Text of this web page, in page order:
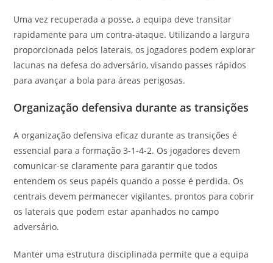
Uma vez recuperada a posse, a equipa deve transitar
rapidamente para um contra-ataque. Utilizando a largura
proporcionada pelos laterais, os jogadores podem explorar
lacunas na defesa do adversário, visando passes rápidos
para avançar a bola para áreas perigosas.
Organização defensiva durante as transições
A organização defensiva eficaz durante as transições é
essencial para a formação 3-1-4-2. Os jogadores devem
comunicar-se claramente para garantir que todos
entendem os seus papéis quando a posse é perdida. Os
centrais devem permanecer vigilantes, prontos para cobrir
os laterais que podem estar apanhados no campo
adversário.
Manter uma estrutura disciplinada permite que a equipa